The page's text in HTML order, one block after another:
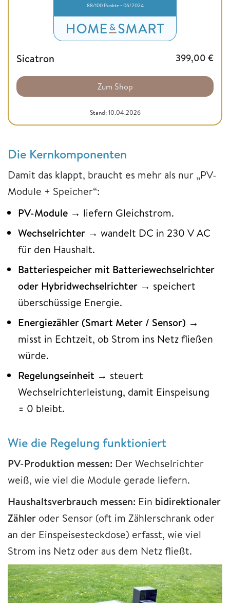
88/100 Punkte • 06/2024
Sicatron 399,00 €
Zum Shop
Stand: 10.04.2026
Die Kernkomponenten
Damit das klappt, braucht es mehr als nur „PV-
Module + Speicher“:
PV-Module → liefern Gleichstrom.
Wechselrichter → wandelt DC in 230 V AC
für den Haushalt.
Batteriespeicher mit Batteriewechselrichter
oder Hybridwechselrichter → speichert
überschüssige Energie.
Energiezähler (Smart Meter / Sensor) →
misst in Echtzeit, ob Strom ins Netz fließen
würde.
Regelungseinheit → steuert
Wechselrichterleistung, damit Einspeisung
= 0 bleibt.
Wie die Regelung funktioniert
PV-Produktion messen: Der Wechselrichter
weiß, wie viel die Module gerade liefern.
Haushaltsverbrauch messen: Ein bidirektionaler
Zähler oder Sensor (oft im Zählerschrank oder
an der Einspeisesteckdose) erfasst, wie viel
Strom ins Netz oder aus dem Netz fließt.